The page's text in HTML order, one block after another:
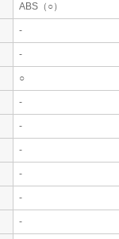
ABS（○）
-
-
○
-
-
-
-
-
-